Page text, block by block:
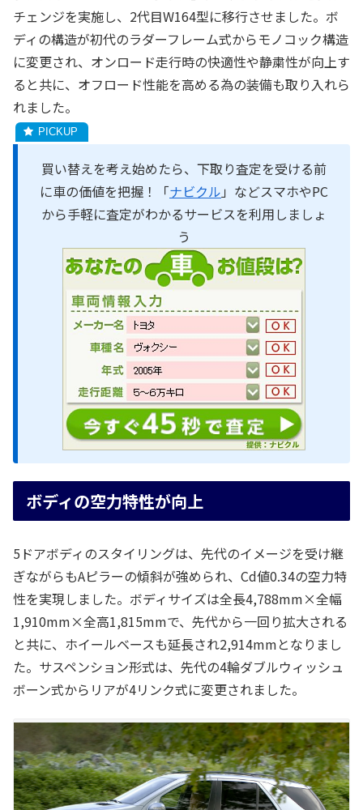
チェンジを実施し、2代目W164型に移行させました。ボ
ディの構造が初代のラダーフレーム式からモノコック構造
に変更され、オンロード走行時の快適性や静粛性が向上す
ると共に、オフロード性能を高める為の装備も取り入れら
れました。
買い替えを考え始めたら、下取り査定を受ける前
に車の価値を把握！「ナビクル 」などスマホやPC
から手軽に査定がわかるサービスを利用しましょ
う
ボディの空力特性が向上
5ドアボディのスタイリングは、先代のイメージを受け継
ぎながらもAピラーの傾斜が強められ、Cd値0.34の空力特
性を実現しました。ボディサイズは全長4,788mm×全幅
1,910mm×全高1,815mmで、先代から一回り拡大される
と共に、ホイールベースも延長され2,914mmとなりまし
た。サスペンション形式は、先代の4輪ダブルウィッシュ
ボーン式からリアが4リンク式に変更されました。